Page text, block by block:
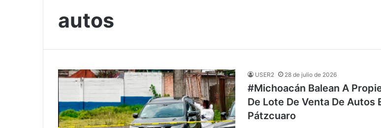
autos
USER2 28 de julio de 2026
#Michoacán Balean A
De Lote De Venta De Autos
Pátzcuaro